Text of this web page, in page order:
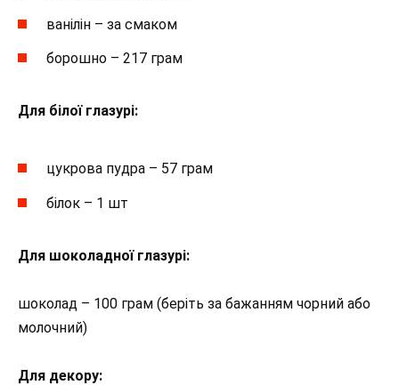
ванілін – за смаком
борошно – 217 грам
Для білої глазурі:
цукрова пудра – 57 грам
білок – 1 шт
Для шоколадної глазурі:
шоколад – 100 грам (беріть за бажанням чорний або
молочний)
Для декору: